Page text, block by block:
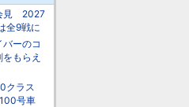
見 2027
全9戦に
ーのコ
もらえ
クラス
号車